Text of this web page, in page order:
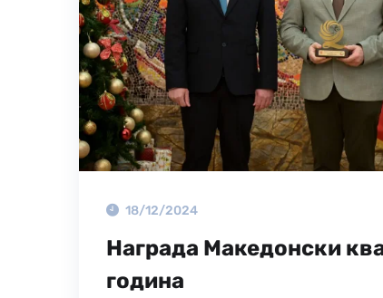
18/12/2024
Награда Македонски
година